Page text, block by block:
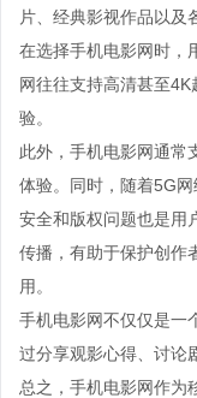
片、经典影视作品以及
在选择手机电影网时，
网往往支持高清甚至
验。
此外，手机电影网通常
体验。同时，随着5G
安全和版权问题也是用
传播，有助于保护创作
用。
手机电影网不仅仅是一
过分享观影心得、讨论
总之，手机电影网作为